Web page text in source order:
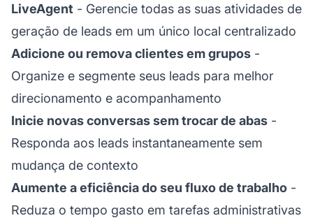
LiveAgent - Gerencie todas as suas atividades de
geração de leads em um único local centralizado
Adicione ou remova clientes em grupos -
Organize e segmente seus leads para melhor
direcionamento e acompanhamento
Inicie novas conversas sem trocar de abas -
Responda aos leads instantaneamente sem
mudança de contexto
Aumente a eficiência do seu fluxo de trabalho -
Reduza o tempo gasto em tarefas administrativas